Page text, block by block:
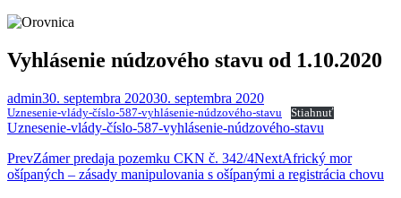
Vyhlásenie núdzového stavu od 1.10.2020
admin30. septembra 202030. septembra 2020
Uznesenie-vlády-číslo-587-vyhlásenie-núdzového-stavu Stiahnuť
Uznesenie-vlády-číslo-587-vyhlásenie-núdzového-stavu
Post
navigation
PrevZámer predaja pozemku CKN č. 342/4NextAfrický mor
ošípaných – zásady manipulovania s ošípanými a registrácia chovu